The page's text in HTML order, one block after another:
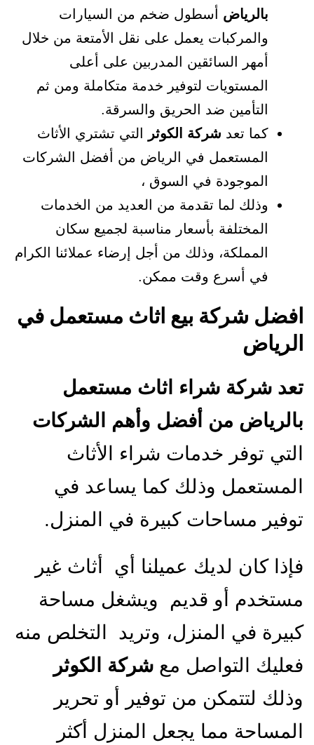
بالرياض أسطول ضخم من السيارات
والمركبات يعمل على نقل الأمتعة من خلال
أمهر السائقين المدربين على أعلى
المستويات لتوفير خدمة متكاملة ومن ثم
التأمين ضد الحريق والسرقة.
كما تعد شركة الكوثر
التي تشتري الأثاث
المستعمل في الرياض من أفضل الشركات
الموجودة في السوق ،
وذلك لما تقدمة من العديد من الخدمات
المختلفة بأسعار مناسبة لجميع سكان
المملكة، وذلك من أجل إرضاء عملائنا الكرام
في أسرع وقت ممكن.
افضل شركة بيع اثاث مستعمل في
الرياض
تعد شركة شراء اثاث مستعمل
بالرياض من أفضل وأهم الشركات
التي توفر خدمات شراء الأثاث
المستعمل وذلك كما يساعد في
توفير مساحات كبيرة في المنزل.
فإذا كان لديك عميلنا أي أثاث غير
مستخدم أو قديم ويشغل مساحة
كبيرة في المنزل، وتريد التخلص منه
فعليك التواصل مع شركة الكوثر
وذلك لتتمكن من توفير أو تحرير
المساحة مما يجعل المنزل أكثر